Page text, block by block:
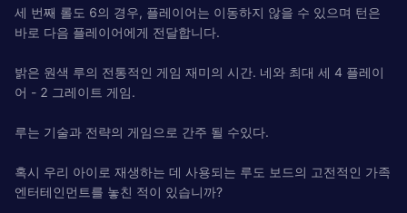
세 번째 롤도 6의 경우, 플레이어는 이동하지 않을 수 있으며 턴은
바로 다음 플레이어에게 전달합니다.
밝은 원색 루의 전통적인 게임 재미의 시간. 네와 최대 세 4 플레이
어 - 2 그레이트 게임.
루는 기술과 전략의 게임으로 간주 될 수있다.
혹시 우리 아이로 재생하는 데 사용되는 루도 보드의 고전적인 가족
엔터테인먼트를 놓친 적이 있습니까?